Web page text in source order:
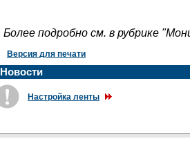
Более подробно см. в рубрике
Версия для печати
Новости
Настройка ленты